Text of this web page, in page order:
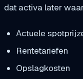
dat activa later
Actuele
Rentetariefen
Opslagkosten